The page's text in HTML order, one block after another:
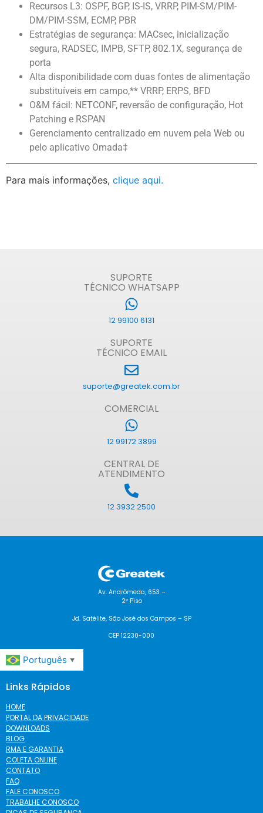
Recursos L3: OSPF, BGP, IS-IS, VRRP, PIM-SM/PIM-
DM/PIM-SSM, ECMP, PBR
Estratégias de segurança: MACsec, inicialização
segura, RADSEC, IMPB, SFTP, 802.1X, segurança de
porta
Alta disponibilidade com duas fontes de alimentação
substituíveis em campo,** VRRP, ERPS, BFD
O&M fácil: NETCONF, reversão de configuração, Hot
Patching e RSPAN
Gerenciamento centralizado em nuvem pela Web ou
pelo aplicativo Omada‡
Para mais informações, clique aqui.
SUPORTE
TÉCNICO WHATSAPP
12 99100 6131
SUPORTE
TÉCNICO EMAIL
suporte@greatek.com.br
COMERCIAL
12 99172 3899
CENTRAL DE
ATENDIMENTO
12 3932 2500
Av. Andrômeda, 653 –
2º Piso
Jd. Satélite, São José dos Campos – SP
CEP 12230-000
Português ▼
Links Rápidos
HOME
PORTAL DA PRIVACIDADE
DOWNLOADS
BLOG
RMA E GARANTIA
COLETA ONLINE
CONTATO
FAQ
FALE CONOSCO
TRABALHE CONOSCO